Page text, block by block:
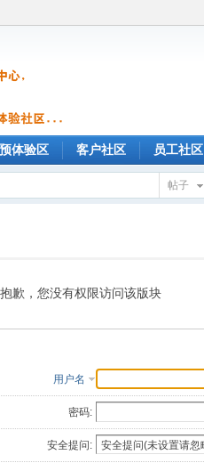
预体验区 客户社区 员工社区
帖子
抱歉，您没有权限访问该版块
用户名
密码:
安全提问: